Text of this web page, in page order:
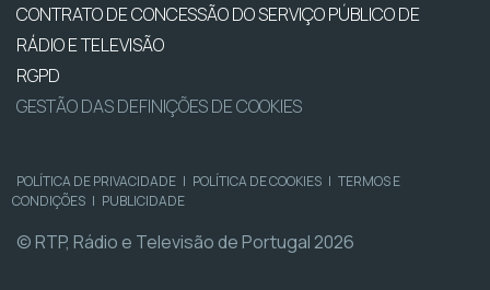
CONTRATO DE CONCESSÃO DO SERVIÇO PÚBLICO DE
RÁDIO E TELEVISÃO
RGPD
GESTÃO DAS DEFINIÇÕES DE COOKIES
POLÍTICA DE PRIVACIDADE | POLÍTICA DE COOKIES | TERMOS E
CONDIÇÕES | PUBLICIDADE
© RTP, Rádio e Televisão de Portugal 2026